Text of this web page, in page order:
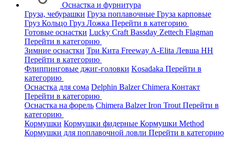
Оснастка и фурнитура
Груза, чебурашки Груза поплавочные Груза карповые
Груз Кольцо Груз Ложка Перейти в категорию
Готовые оснастки Lucky Craft Bassday Zettech Flagman
Перейти в категорию
Зимние оснастки Три Кита Freeway A-Elita Левша НН
Перейти в категорию
Флиппинговые джиг-головки Kosadaka Перейти в
категорию
Оснастка для сома Delphin BalzerChimera Контакт
Перейти в категорию
Оснастка на форель Chimera BalzerIron Trout Перейти в
категорию
Кормушки Кормушки фидерные Кормушки Method
Кормушки для поплавочной ловли Перейти в категорию